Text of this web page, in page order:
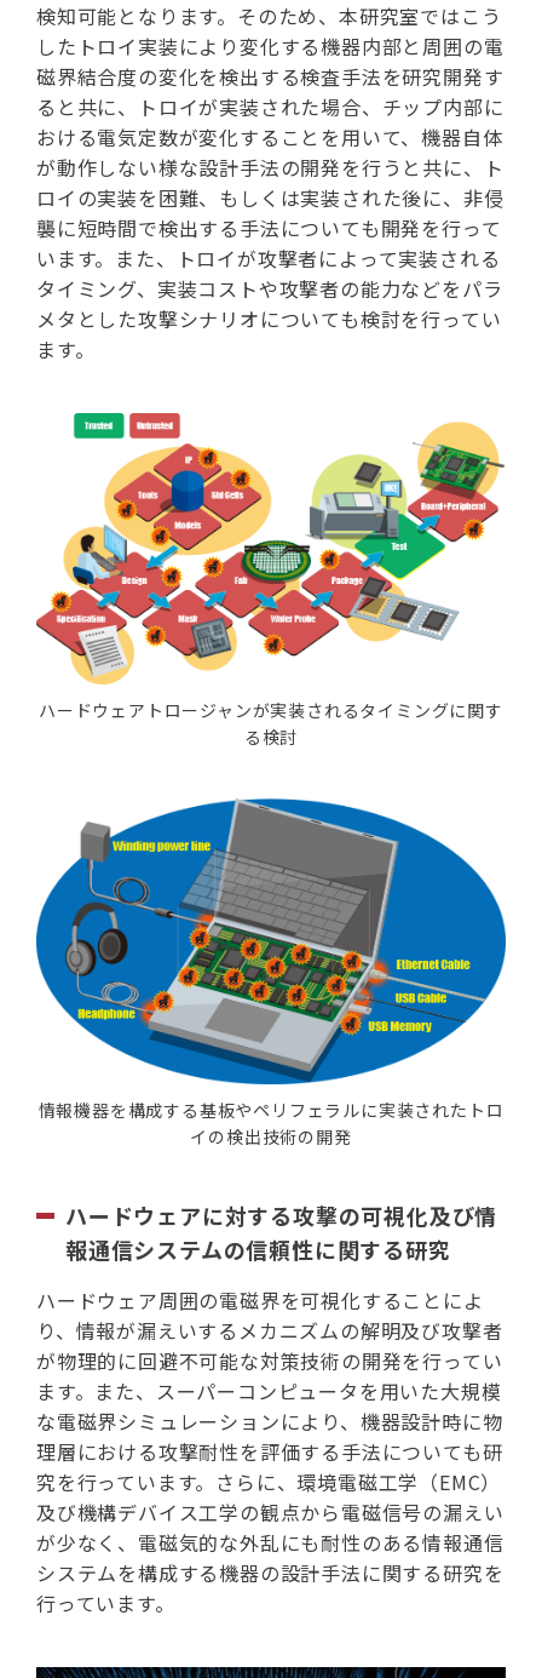
検知可能となります。そのため、本研究室ではこう
したトロイ実装により変化する機器内部と周囲の電
磁界結合度の変化を検出する検査手法を研究開発す
ると共に、トロイが実装された場合、チップ内部に
おける電気定数が変化することを用いて、機器自体
が動作しない様な設計手法の開発を行うと共に、ト
ロイの実装を困難、もしくは実装された後に、非侵
襲に短時間で検出する手法についても開発を行って
います。また、トロイが攻撃者によって実装される
タイミング、実装コストや攻撃者の能力などをパラ
メタとした攻撃シナリオについても検討を行ってい
ます。
ハードウェアトロージャンが実装されるタイミングに関す
る検討
情報機器を構成する基板やペリフェラルに実装されたトロ
イの検出技術の開発
ハードウェアに対する攻撃の可視化及び情
報通信システムの信頼性に関する研究
ハードウェア周囲の電磁界を可視化することによ
り、情報が漏えいするメカニズムの解明及び攻撃者
が物理的に回避不可能な対策技術の開発を行ってい
ます。また、スーパーコンピュータを用いた大規模
な電磁界シミュレーションにより、機器設計時に物
理層における攻撃耐性を評価する手法についても研
究を行っています。さらに、環境電磁工学（EMC）
及び機構デバイス工学の観点から電磁信号の漏えい
が少なく、電磁気的な外乱にも耐性のある情報通信
システムを構成する機器の設計手法に関する研究を
行っています。